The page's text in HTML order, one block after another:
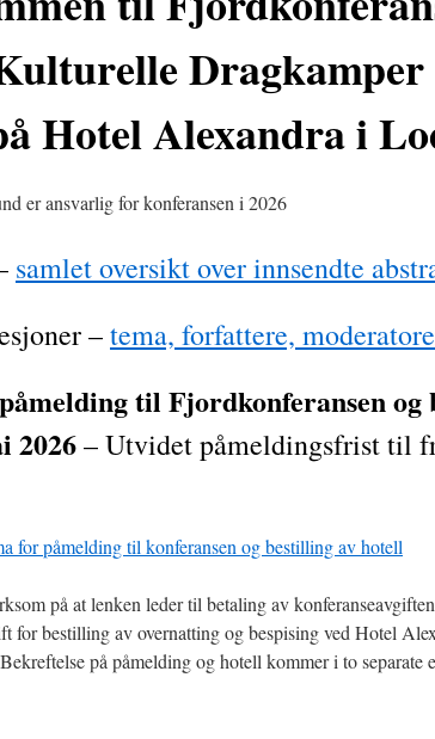
Hotel Alexandra i
er ansvarlig for konferansen i 2026
samlet oversikt over innsendte
–tema, forfattere,
til Fjordkonferansen og
2026–Utvidet påmeldingsfrist til
for påmelding til konferansen og bestilling av hotell
på at lenken leder til betaling av
for bestilling av overnatting og bespising ved Hotel
på påmelding og hotell kommer i to separate